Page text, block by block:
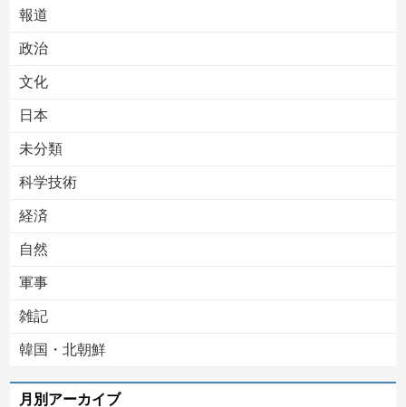
報道
政治
文化
日本
未分類
科学技術
経済
自然
軍事
雑記
韓国・北朝鮮
月別アーカイブ